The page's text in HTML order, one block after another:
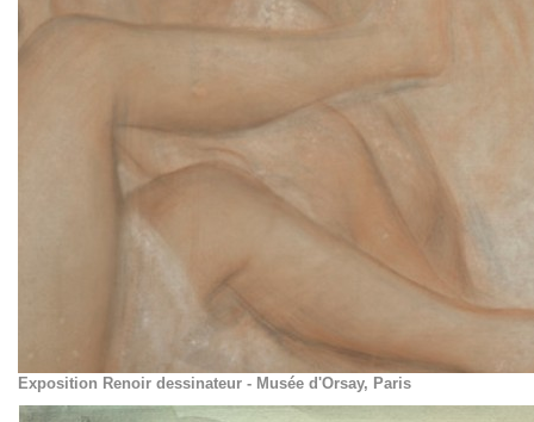
Exposition Renoir dessinateur - Musée d'Orsay, Paris